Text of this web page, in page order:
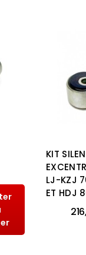
KIT
LJ-KZJ
ET HDJ